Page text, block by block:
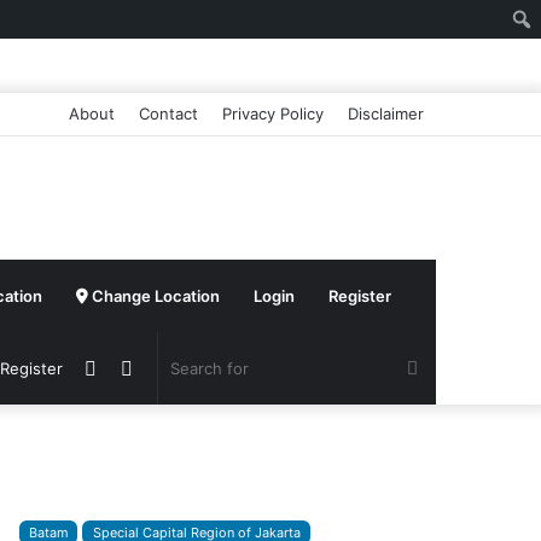
About Contact Privacy Policy Disclaimer
Change Location Login Register
Switch
Sidebar
Batam Special Capital Region of Jakarta